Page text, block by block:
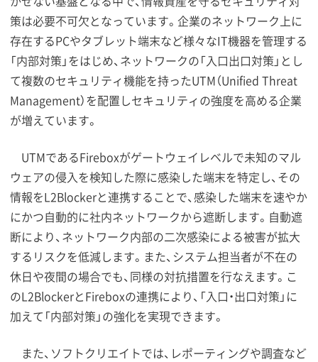
策は必要不可欠となっています。企業のネットワーク上に
存在するPCやタブレット端末など様々なIT機器を管理する
「内部対策」をはじめ、ネットワークの「入口出口対策」とし
て複数のセキュリティ機能を持ったUTM（Unified Threat
Management）を配置しセキュリティの強度を高める企業
が増えています。
UTMであるFireboxがゲートウェイレベルで未知のマル
ウェアの侵入を検知した際に感染した端末を特定し、その
情報をL2Blockerと連携することで、感染した端末を速やか
にかつ自動的に社内ネットワークから遮断します。自動遮
断により、ネットワーク内部の二次感染による被害が拡大
するリスクを低減します。また、システム担当者が不在の
休日や夜間の場合でも、同様の対抗措置を行なえます。こ
のL2BlockerとFireboxの連携により、「入口・出口対策」に
加えて「内部対策」の強化を実現できます。
また、ソフトクリエイトでは、レポーティングや調査など